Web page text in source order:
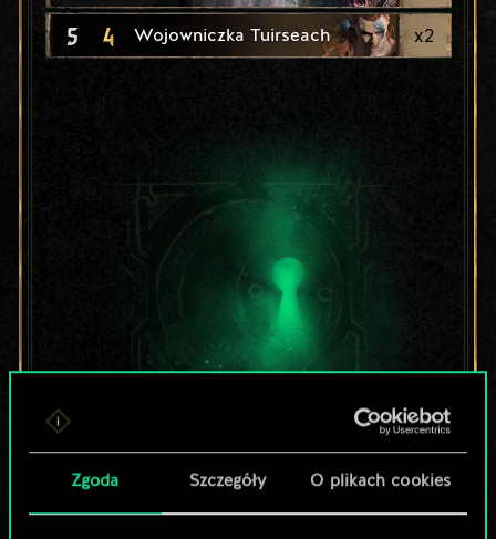
Zgoda Szczegóły O plikach cookies
5 4 Wojowniczka Tuirseach x2
Lubisz grać tą talią?
Pomóż społeczności